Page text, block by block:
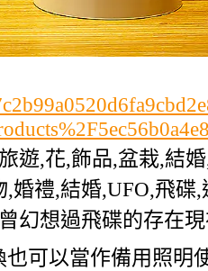
遊,花,飾品,盆栽,結
婚禮,結婚,UFO,飛碟
幻想過飛碟的存在
可以當作備用照